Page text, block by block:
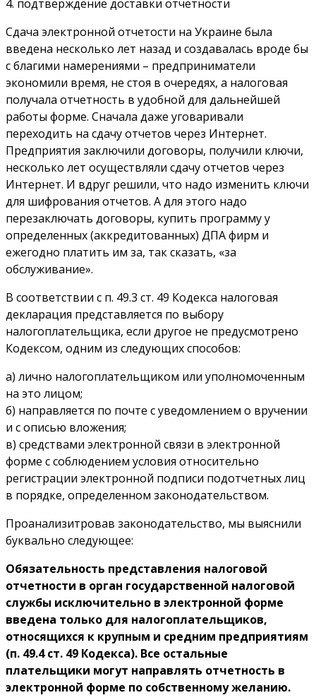
4. подтверждение доставки отчетности
Сдача электронной отчетости на Украине была
введена несколько лет назад и создавалась вроде бы
с благими намерениями – предприниматели
экономили время, не стоя в очередях, а налоговая
получала отчетность в удобной для дальнейшей
работы форме. Сначала даже уговаривали
переходить на сдачу отчетов через Интернет.
Предприятия заключили договоры, получили ключи,
несколько лет осуществляли сдачу отчетов через
Интернет. И вдруг решили, что надо изменить ключи
для шифрования отчетов. А для этого надо
перезаключать договоры, купить программу у
определенных (аккредитованных) ДПА фирм и
ежегодно платить им за, так сказать, «за
обслуживание».
В соответствии с п. 49.3 ст. 49 Кодекса налоговая
декларация представляется по выбору
налогоплательщика, если другое не предусмотрено
Кодексом, одним из следующих способов:
а) лично налогоплательщиком или уполномоченным
на это лицом;
б) направляется по почте с уведомлением о вручении
и с описью вложения;
в) средствами электронной связи в электронной
форме с соблюдением условия относительно
регистрации электронной подписи подотчетных лиц
в порядке, определенном законодательством.
Проанализитровав законодательство, мы выяснили
буквально следующее:
Обязательность представления налоговой
отчетности в орган государственной налоговой
службы исключительно в электронной форме
введена только для налогоплательщиков,
относящихся к крупным и средним предприятиям
(п. 49.4 ст. 49 Кодекса). Все остальные
плательщики могут направлять отчетность в
электронной форме по собственному желанию.